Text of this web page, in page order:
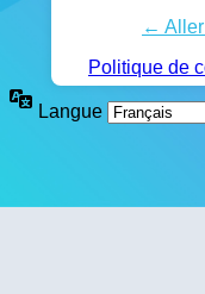
← Aller
Politique de
Langue